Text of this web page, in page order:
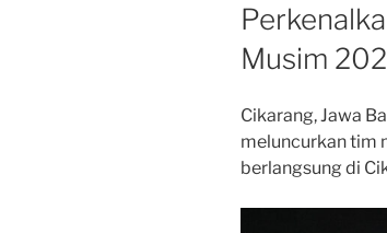
Musim
Cikarang, Jawa
meluncurkan tim
berlangsung di